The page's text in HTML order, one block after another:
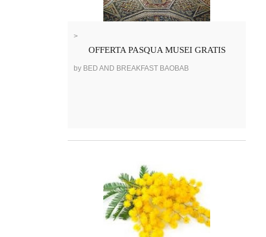
>
OFFERTA PASQUA MUSEI GRATIS
by BED AND BREAKFAST BAOBAB